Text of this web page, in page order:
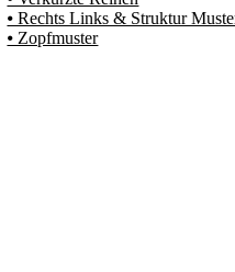
⦁ Rechts Links & Struktur
⦁ Zopfmuster